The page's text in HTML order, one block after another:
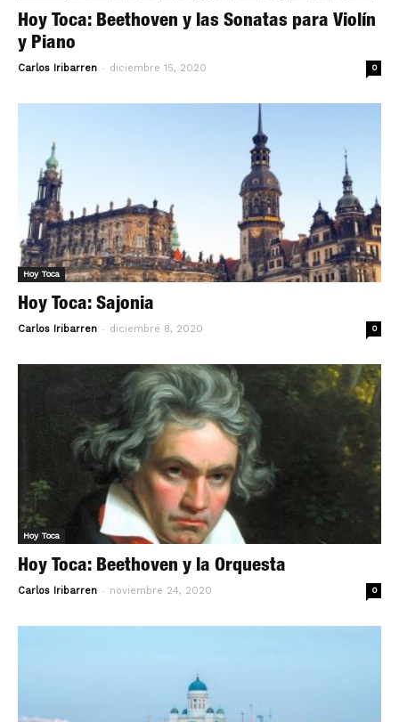
Hoy Toca: Beethoven y las Sonatas para Violín
y Piano
Carlos Iribarren - diciembre 15, 2020 0
Hoy Toca
Hoy Toca: Sajonia
Carlos Iribarren - diciembre 8, 2020 0
Hoy Toca
Hoy Toca: Beethoven y la Orquesta
Carlos Iribarren - noviembre 24, 2020 0